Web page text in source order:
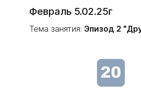
Февраль 5.02.25г
Тема занятия: Эпизод 2